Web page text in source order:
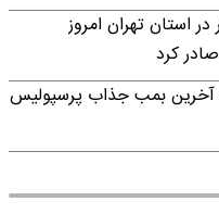
استان تهران امروز
آخرین بمب جذاب پرسپولیس